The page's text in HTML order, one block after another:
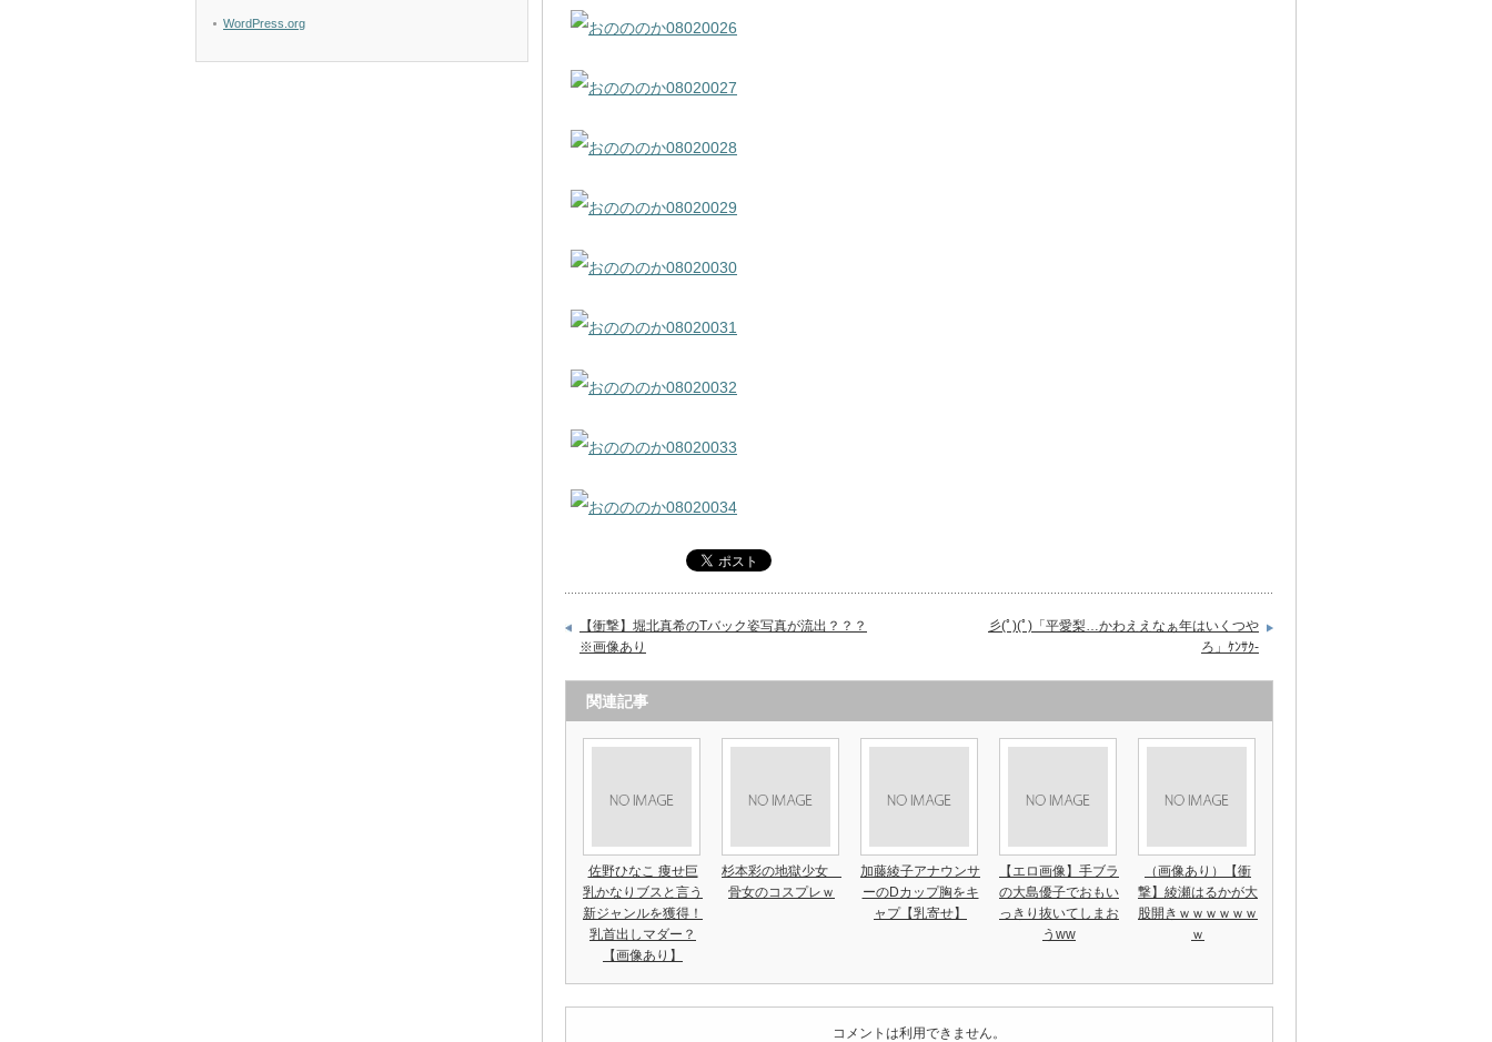
【衝撃】堀北真希のTバック姿写真が流出？？？
※画像あり
彡(ﾟ)(ﾟ)「平愛梨…かわええなぁ年はいくつや
ろ」ｹﾝｻｸ-
関連記事
佐野ひなこ 痩せ巨
乳かなりブスと言う
新ジャンルを獲得！
乳首出しマダー？
【画像あり】
杉本彩の地獄少女
骨女のコスプレｗ
加藤綾子アナウンサ
ーのDカップ胸をキ
ャプ【乳寄せ】
【エロ画像】手ブラ
の大島優子でおもい
っきり抜いてしまお
うww
（画像あり）【衝
撃】綾瀬はるかが大
股開きｗｗｗｗｗｗ
ｗ
コメントは利用できません。
WordPress.org